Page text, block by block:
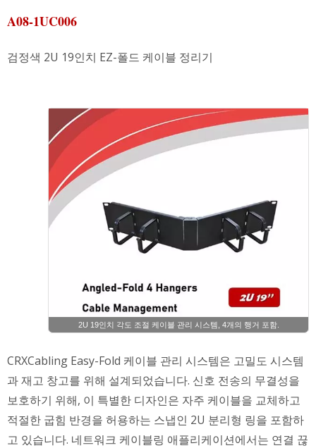
A08-1UC006
검정색 2U 19인치 EZ-폴드 케이블 정리기
2U 19인치 각도 조절 케이블 관리 시스템, 4개의 행거 포함.
CRXCabling Easy-Fold 케이블 관리 시스템은 고밀도 시스템
과 재고 창고를 위해 설계되었습니다. 신호 전송의 무결성을
보호하기 위해, 이 특별한 디자인은 자주 케이블을 교체하고
적절한 굽힘 반경을 허용하는 스냅인 2U 분리형 링을 포함하
고 있습니다. 네트워크 케이블링 애플리케이션에서는 연결 끊